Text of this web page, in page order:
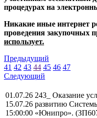
процедурах на
Никакие иные интернет
проведения закупочных
использует.
Предыдущий
41 42 43 44 45 46 47
Следующий
01.07.26
15.07.26
15:00:00
243_ Оказание
развитию
«Юнипро».